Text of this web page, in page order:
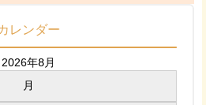
レンダー
2026年8月
月